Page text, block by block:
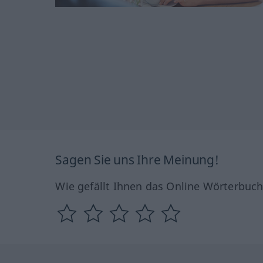
Sagen Sie uns Ihre Meinung!
Wie gefällt Ihnen das Online